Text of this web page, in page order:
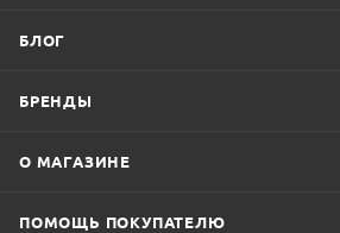
БЛОГ
БРЕНДЫ
О МАГАЗИНЕ
ПОМОЩЬ ПОКУПАТЕЛЮ